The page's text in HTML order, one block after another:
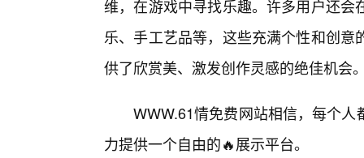
维，在游戏中寻找乐趣。许多用户还
乐、手工艺品等，这些充满个性和创
供了欣赏美、激发创作灵感的绝佳机会
WWW.61情免费网站相信，每个
力提供一个自由的🔥展示平台。